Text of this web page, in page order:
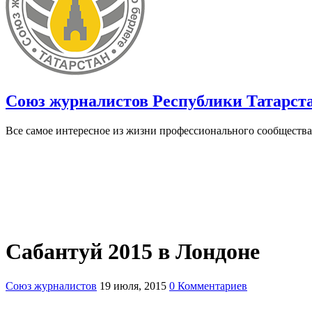
Союз журналистов Республики
Все самое интересное из жизни профессионального сообщества
Сабантуй 2015 в Лондоне
Союз журналистов 19 июля, 2015 0 Комментариев